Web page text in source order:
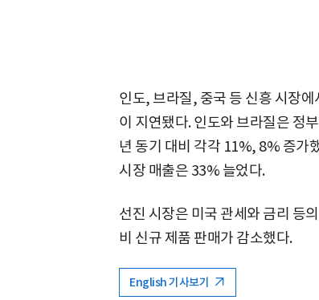
인도, 브라질, 중국 등 신흥 시장
이 지연됐다. 인도와 브라질은 정
년 동기 대비 각각 11%, 8% 증가
시장 매출은 33% 늘었다.
선진 시장은 미국 관세와 금리 등
비 신규 제품 판매가 감소했다.
English 기사보기